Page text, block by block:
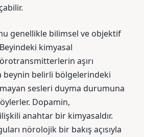
genellikle bilimsel ve objektif
kimyasal
aşırı
beynin belirli bölgelerindeki
sesleri duyma durumuna
Dopamin,
anahtar bir kimyasaldır.
nörolojik bir bakış açısıyla